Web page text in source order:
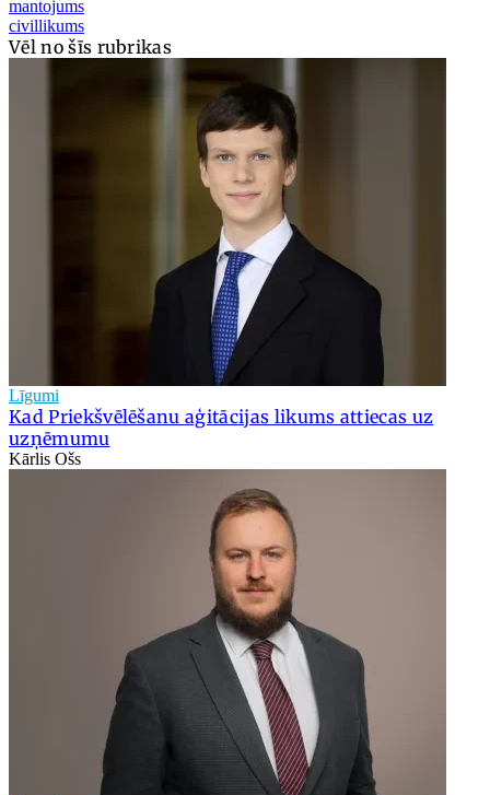
mantojums
civillikums
Vēl no šīs rubrikas
Līgumi
Kad Priekšvēlēšanu aģitācijas likums attiecas uz
uzņēmumu
Kārlis Ošs